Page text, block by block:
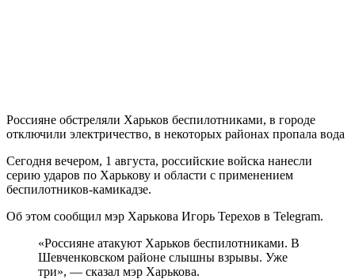
Россияне обстреляли Харьков беспилотниками, в городе
отключили электричество, в некоторых районах пропала вода
Сегодня вечером, 1 августа, российские войска нанесли
серию ударов по Харькову и области с применением
беспилотников-камикадзе.
Об этом сообщил мэр Харькова Игорь Терехов в Telegram.
«Россияне атакуют Харьков беспилотниками. В
Шевченковском районе слышны взрывы. Уже
три», — сказал мэр Харькова.